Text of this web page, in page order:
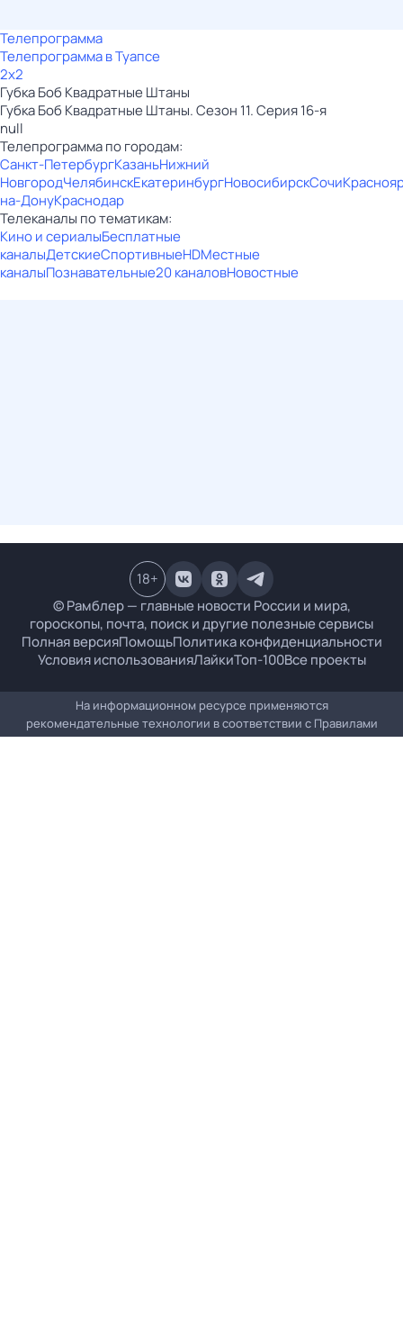
Телепрограмма
Телепрограмма в Туапсе
2x2
Губка Боб Квадратные Штаны
Губка Боб Квадратные Штаны. Сезон 11. Серия 16-я
null
Телепрограмма по городам:
Санкт-ПетербургКазаньНижний
НовгородЧелябинскЕкатеринбургНовосибирскСочи
на-ДонуКраснодар
Телеканалы по тематикам:
Кино и сериалыБесплатные
каналыДетскиеСпортивныеHDМестные
каналыПознавательные20 каналовНовостные
© Рамблер — главные новости России и мира,
гороскопы, почта, поиск и другие полезные сервисы
Полная версияПомощьПолитика конфиденциальности
Условия использованияЛайкиТоп-100Все проекты
18+
На информационном ресурсе применяются
рекомендательные технологии в соответствии с Правилами